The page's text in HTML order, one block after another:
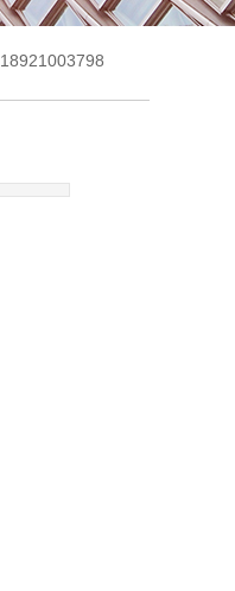
18921003798